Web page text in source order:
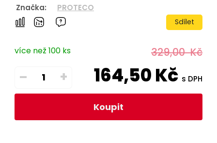
Značka:
PROTECO
Sdílet
více než 100 ks
– +
329,00Kč
164,50Kč s DPH
Koupit